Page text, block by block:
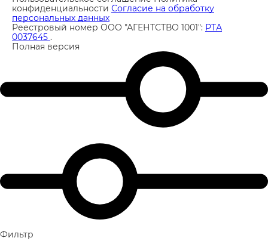
конфиденциальности Согласие на обработку
персональных данных
Реестровый номер ООО "АГЕНТСТВО 1001": РТА
0037645 .
Полная версия
Фильтр